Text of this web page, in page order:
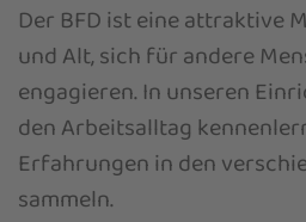
Der BFD ist eine attraktive
und Alt, sich für andere
engagieren. In unseren
den Arbeitsalltag
Erfahrungen in den
sammeln.